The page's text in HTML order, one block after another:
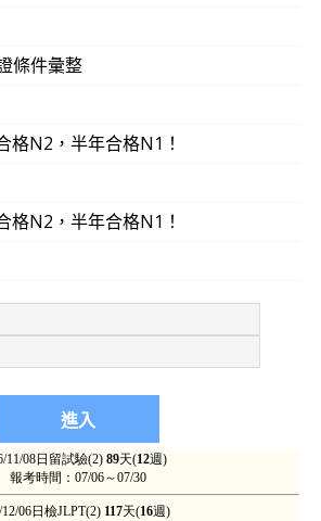
條件彙整
格N2，半年合格N1！
格N2，半年合格N1！